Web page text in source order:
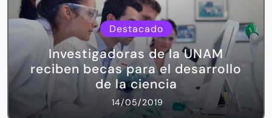
Destacado
Investigadoras de la UNAM
reciben becas para el desarrollo
de la ciencia
14/05/2019